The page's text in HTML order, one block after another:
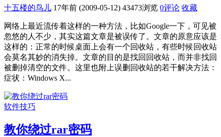
十五楼的鸟儿 17年前 (2009-05-12) 43473浏览 0评论 收藏
网络上最近流传着这样的一种方法，比如Google一下，可见被
忽悠的人不少，其实这篇文章是被误传了。文章的原意应该是
这样的：正常的时候桌面上会有一个回收站，有些时候回收站
会莫名其妙的消失掉。文章的目的是找回回收站，而并非找回
被删掉清空的文件。这里也附上误删回收站的若干解决方法：
症状：Windows X...
软件技巧
教你绕过rar密码